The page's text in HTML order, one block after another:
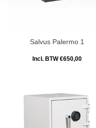
Salvus Palermo 1
Incl. BTW €650,00